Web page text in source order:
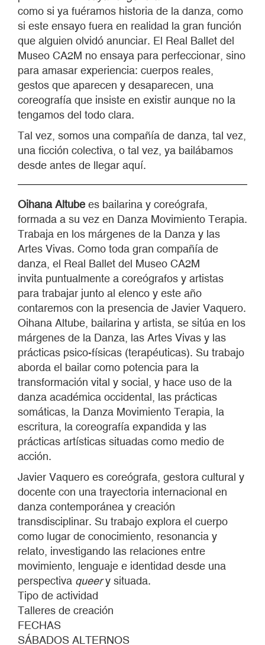
como si ya fuéramos historia de la danza, como
si este ensayo fuera en realidad la gran función
que alguien olvidó anunciar. El Real Ballet del
Museo CA2M no ensaya para perfeccionar, sino
para amasar experiencia: cuerpos reales,
gestos que aparecen y desaparecen, una
coreografía que insiste en existir aunque no la
tengamos del todo clara.
Tal vez, somos una compañía de danza, tal vez,
una ficción colectiva, o tal vez, ya bailábamos
desde antes de llegar aquí.
Oihana Altube es bailarina y coreógrafa,
formada a su vez en Danza Movimiento Terapia.
Trabaja en los márgenes de la Danza y las
Artes Vivas. Como toda gran compañía de
danza, el Real Ballet del Museo CA2M
invita puntualmente a coreógrafos y artistas
para trabajar junto al elenco y este año
contaremos con la presencia de Javier Vaquero.
Oihana Altube, bailarina y artista, se sitúa en los
márgenes de la Danza, las Artes Vivas y las
prácticas psico-físicas (terapéuticas). Su trabajo
aborda el bailar como potencia para la
transformación vital y social, y hace uso de la
danza académica occidental, las prácticas
somáticas, la Danza Movimiento Terapia, la
escritura, la coreografía expandida y las
prácticas artísticas situadas como medio de
acción.
Javier Vaquero es coreógrafa, gestora cultural y
docente con una trayectoria internacional en
danza contemporánea y creación
transdisciplinar. Su trabajo explora el cuerpo
como lugar de conocimiento, resonancia y
relato, investigando las relaciones entre
movimiento, lenguaje e identidad desde una
perspectiva queery situada.
Tipo de actividad
Talleres de creación
FECHAS
SÁBADOS ALTERNOS